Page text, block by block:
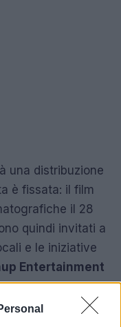
una distribuzione
è fissata: il film
il 28
quindi invitati a
e le iniziative
Entertainment
e eventi